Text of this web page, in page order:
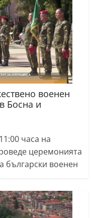
военен
Босна и
часа на
церемонията
български военен